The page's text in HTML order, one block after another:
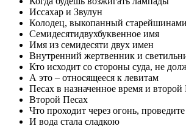
Иссахар и Звулун
Колодец, выкопанный старейшинами
Семидесятидвухбуквенное имя
Имя из семидесяти двух имен
Внутренний жертвенник и
Кто исходит со стороны суда, не
А это – относящееся к левитам
Песах в назначенное время и второй
Второй Песах
Что проходит через огонь,
И вода стала сладкою